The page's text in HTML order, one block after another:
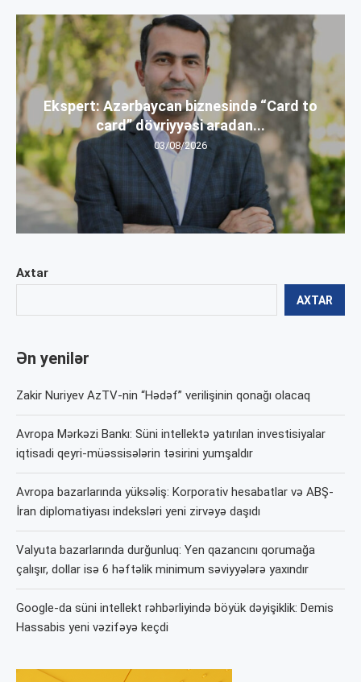
Axtar
AXTAR
Ən yenilər
Zakir Nuriyev AzTV-nin “Hədəf” verilişinin qonağı olacaq
Avropa Mərkəzi Bankı: Süni intellektə yatırılan investisiyalar
iqtisadi qeyri-müəssisələrin təsirini yumşaldır
Avropa bazarlarında yüksəliş: Korporativ hesabatlar və ABŞ-
İran diplomatiyası indeksləri yeni zirvəyə daşıdı
Valyuta bazarlarında durğunluq: Yen qazancını qorumağa
çalışır, dollar isə 6 həftəlik minimum səviyyələrə yaxındır
Google-da süni intellekt rəhbərliyində böyük dəyişiklik: Demis
Hassabis yeni vəzifəyə keçdi
Ekspert: Azərbaycan biznesində “Card to
card” dövriyyəsi aradan...
03/08/2026